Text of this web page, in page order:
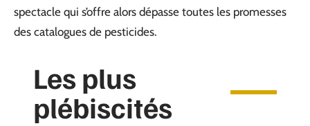
spectacle qui s’offre alors dépasse toutes les promesses
des catalogues de pesticides.
Les plus
plébiscités